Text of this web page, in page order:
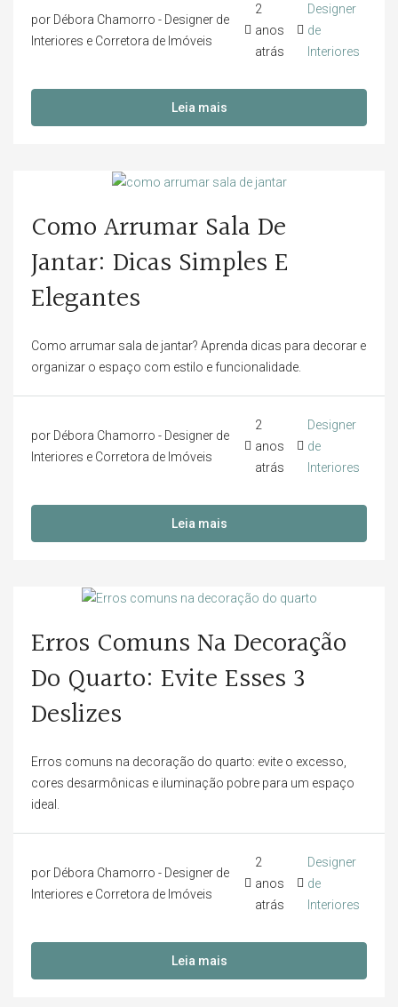
por Débora Chamorro - Designer de
Interiores e Corretora de Imóveis
2
anos
atrás
Designer
de
Interiores
Leia mais
Como Arrumar Sala De
Jantar: Dicas Simples E
Elegantes
Como arrumar sala de jantar? Aprenda dicas para decorar e
organizar o espaço com estilo e funcionalidade.
por Débora Chamorro - Designer de
Interiores e Corretora de Imóveis
2
anos
atrás
Designer
de
Interiores
Leia mais
Erros Comuns Na Decoração
Do Quarto: Evite Esses 3
Deslizes
Erros comuns na decoração do quarto: evite o excesso,
cores desarmônicas e iluminação pobre para um espaço
ideal.
por Débora Chamorro - Designer de
Interiores e Corretora de Imóveis
2
anos
atrás
Designer
de
Interiores
Leia mais